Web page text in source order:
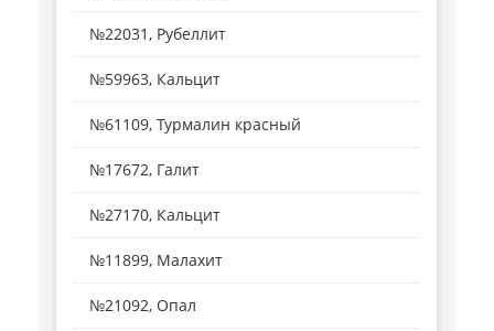
№22031, Рубеллит
№59963, Кальцит
№61109, Турмалин красный
№17672, Галит
№27170, Кальцит
№11899, Малахит
№21092, Опал